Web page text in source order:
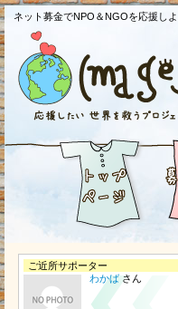
ネット募金でNPO＆NGOを応援し
ご近所サポーター
わかばさん